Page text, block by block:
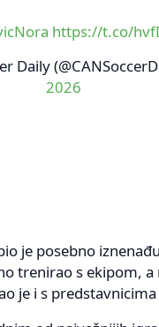
https://t.co/
Daily
2026
je posebno
trenirao s ekipom, a
je i s